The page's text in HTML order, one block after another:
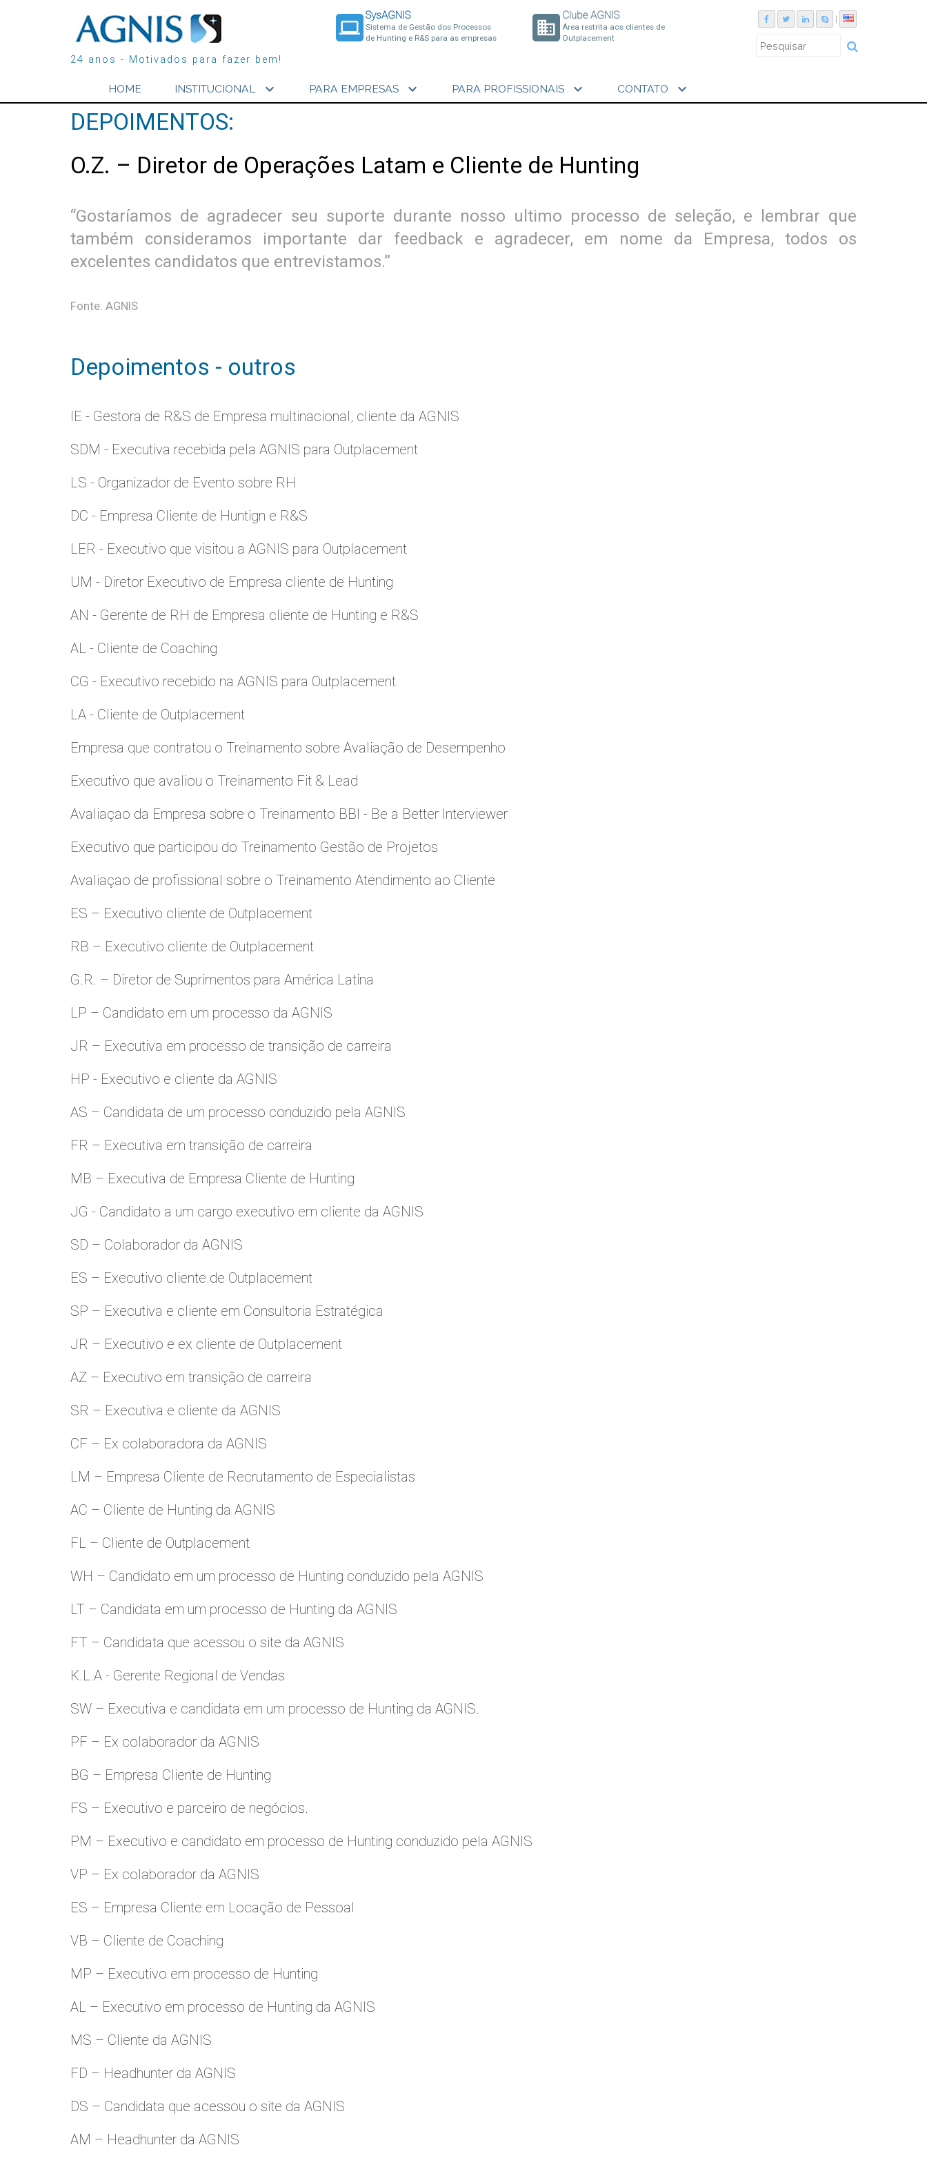
24 anos - Motivados para fazer bem!
laptop
SysAGNIS
Sistema de Gestão dos Processos
de Hunting e R&S para as empresas
business
Clube AGNIS
Área restrita aos clientes de
Outplacement
HOME INSTITUCIONAL expand_more PARA EMPRESAS expand_more PARA PROFISSIONAIS expand_more CONTATO expand_more
DEPOIMENTOS:
O.Z. – Diretor de Operações Latam e Cliente de Hunting
“Gostaríamos de agradecer seu suporte durante nosso ultimo processo de seleção, e lembrar que
também consideramos importante dar feedback e agradecer, em nome da Empresa, todos os
excelentes candidatos que entrevistamos.”
Fonte: AGNIS
Depoimentos - outros
IE - Gestora de R&S de Empresa multinacional, cliente da AGNIS
SDM - Executiva recebida pela AGNIS para Outplacement
LS - Organizador de Evento sobre RH
DC - Empresa Cliente de Huntign e R&S
LER - Executivo que visitou a AGNIS para Outplacement
UM - Diretor Executivo de Empresa cliente de Hunting
AN - Gerente de RH de Empresa cliente de Hunting e R&S
AL - Cliente de Coaching
CG - Executivo recebido na AGNIS para Outplacement
LA - Cliente de Outplacement
Empresa que contratou o Treinamento sobre Avaliação de Desempenho
Executivo que avaliou o Treinamento Fit & Lead
Avaliaçao da Empresa sobre o Treinamento BBI - Be a Better Interviewer
Executivo que participou do Treinamento Gestão de Projetos
Avaliaçao de profissional sobre o Treinamento Atendimento ao Cliente
ES – Executivo cliente de Outplacement
RB – Executivo cliente de Outplacement
G.R. – Diretor de Suprimentos para América Latina
LP – Candidato em um processo da AGNIS
JR – Executiva em processo de transição de carreira
HP - Executivo e cliente da AGNIS
AS – Candidata de um processo conduzido pela AGNIS
FR – Executiva em transição de carreira
MB – Executiva de Empresa Cliente de Hunting
JG - Candidato a um cargo executivo em cliente da AGNIS
SD – Colaborador da AGNIS
ES – Executivo cliente de Outplacement
SP – Executiva e cliente em Consultoria Estratégica
JR – Executivo e ex cliente de Outplacement
AZ – Executivo em transição de carreira
SR – Executiva e cliente da AGNIS
CF – Ex colaboradora da AGNIS
LM – Empresa Cliente de Recrutamento de Especialistas
AC – Cliente de Hunting da AGNIS
FL – Cliente de Outplacement
WH – Candidato em um processo de Hunting conduzido pela AGNIS
LT – Candidata em um processo de Hunting da AGNIS
FT – Candidata que acessou o site da AGNIS
K.L.A - Gerente Regional de Vendas
SW – Executiva e candidata em um processo de Hunting da AGNIS.
PF – Ex colaborador da AGNIS
BG – Empresa Cliente de Hunting
FS – Executivo e parceiro de negócios.
PM – Executivo e candidato em processo de Hunting conduzido pela AGNIS
VP – Ex colaborador da AGNIS
ES – Empresa Cliente em Locação de Pessoal
VB – Cliente de Coaching
MP – Executivo em processo de Hunting
AL – Executivo em processo de Hunting da AGNIS
MS – Cliente da AGNIS
FD – Headhunter da AGNIS
DS – Candidata que acessou o site da AGNIS
AM – Headhunter da AGNIS